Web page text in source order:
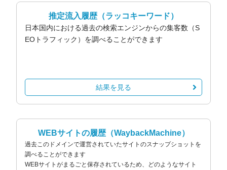
推定流入履歴（ラッコキーワード）
日本国内における過去の検索エンジンからの集客数（S
EOトラフィック）を調べることができます
結果を見る
WEBサイトの履歴（WaybackMachine）
過去このドメインで運営されていたサイトのスナップショットを
調べることができます
WEBサイトがまるごと保存されているため、どのようなサイト